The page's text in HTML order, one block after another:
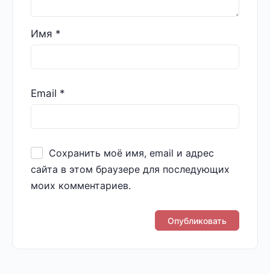
Имя *
Email *
Сохранить моё имя, email и адрес
сайта в этом браузере для последующих
моих комментариев.